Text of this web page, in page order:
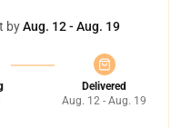
byAug. 12 - Aug. 19
Delivered
Aug. 12 - Aug. 19